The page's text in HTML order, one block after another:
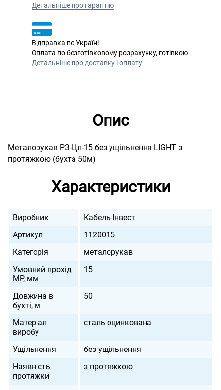
Детальніше про гарантію
Відправка по Україні
Оплата по безготівковому розрахунку, готівкою
Детальніше про доставку і оплату
Опис
Металорукав РЗ-Цл-15 без ущільнення LIGHT з
протяжкою (бухта 50м)
Характеристики
Виробник
Кабель-Інвест
Артикул
1120015
Категорія
металорукав
Умовний прохід
МР, мм
15
Довжина в
бухті, м
50
Матеріал
виробу
сталь оцинкована
Ущільнення
без ущільнення
Наявність
протяжки
з протяжкою